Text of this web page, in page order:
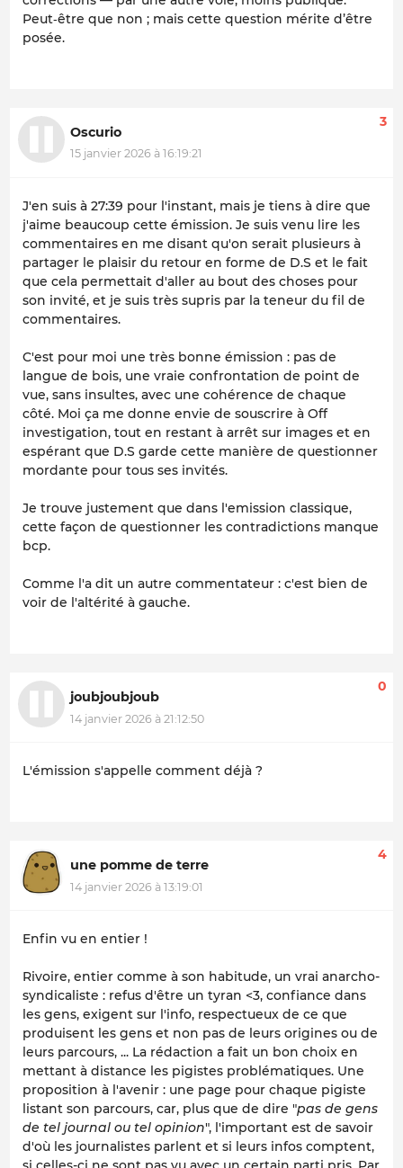
Peut‑être que non ; mais cette question mérite d’être
posée.
Oscurio
15 janvier 2026 à 16:19:21
3
J'en suis à 27:39 pour l'instant, mais je tiens à dire que
j'aime beaucoup cette émission. Je suis venu lire les
commentaires en me disant qu'on serait plusieurs à
partager le plaisir du retour en forme de D.S et le fait
que cela permettait d'aller au bout des choses pour
son invité, et je suis très supris par la teneur du fil de
commentaires.
C'est pour moi une très bonne émission : pas de
langue de bois, une vraie confrontation de point de
vue, sans insultes, avec une cohérence de chaque
côté. Moi ça me donne envie de souscrire à Off
investigation, tout en restant à arrêt sur images et en
espérant que D.S garde cette manière de questionner
mordante pour tous ses invités.
Je trouve justement que dans l'emission classique,
cette façon de questionner les contradictions manque
bcp.
Comme l'a dit un autre commentateur : c'est bien de
voir de l'altérité à gauche.
joubjoubjoub
14 janvier 2026 à 21:12:50
0
L'émission s'appelle comment déjà ?
une pomme de terre
14 janvier 2026 à 13:19:01
4
Enfin vu en entier !
Rivoire, entier comme à son habitude, un vrai anarcho-
syndicaliste : refus d'être un tyran <3, confiance dans
les gens, exigent sur l'info, respectueux de ce que
produisent les gens et non pas de leurs origines ou de
leurs parcours, ... La rédaction a fait un bon choix en
mettant à distance les pigistes problématiques. Une
proposition à l'avenir : une page pour chaque pigiste
listant son parcours, car, plus que de dire "pas de gens
de tel journal ou tel opinion", l'important est de savoir
d'où les journalistes parlent et si leurs infos comptent,